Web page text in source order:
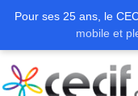
Pour ses 25 ans, le
mobile et